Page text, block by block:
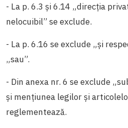
- La p. 6.3 și 6.14 „direcția
nelocuibil” se exclude.
- La p. 6.16 se exclude „și
„sau”.
- Din anexa nr. 6 se exclude
și mențiunea legilor și
reglementează.